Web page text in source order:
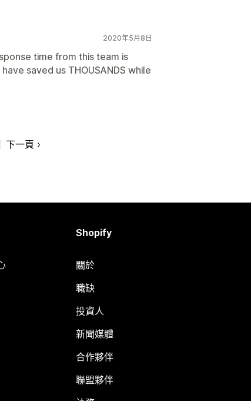
2020年5月8日
time from this team is
saved us THOUSANDS while
下一頁
Shopify
關於
職缺
投資人
新聞媒體
合作夥伴
聯盟夥伴